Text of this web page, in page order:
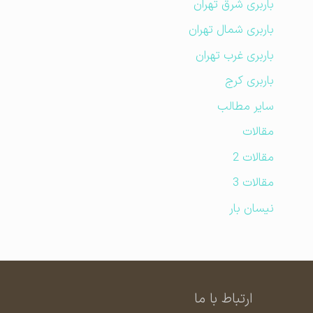
باربری شرق تهران
باربری شمال تهران
باربری غرب تهران
باربری کرج
سایر مطالب
مقالات
مقالات 2
مقالات 3
نیسان بار
ارتباط با ما